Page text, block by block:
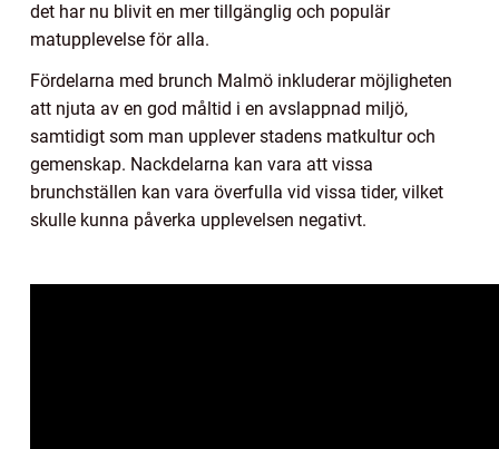
det har nu blivit en mer tillgänglig och populär
matupplevelse för alla.
Fördelarna med brunch Malmö inkluderar möjligheten
att njuta av en god måltid i en avslappnad miljö,
samtidigt som man upplever stadens matkultur och
gemenskap. Nackdelarna kan vara att vissa
brunchställen kan vara överfulla vid vissa tider, vilket
skulle kunna påverka upplevelsen negativt.